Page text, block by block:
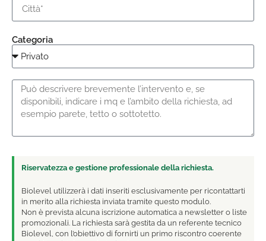
Categoria
Riservatezza e gestione professionale della richiesta.
Biolevel utilizzerà i dati inseriti esclusivamente per ricontattarti
in merito alla richiesta inviata tramite questo modulo.
Non è prevista alcuna iscrizione automatica a newsletter o liste
promozionali. La richiesta sarà gestita da un referente tecnico
Biolevel, con l’obiettivo di fornirti un primo riscontro coerente